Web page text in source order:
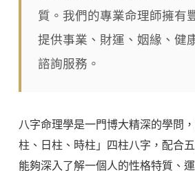
質。我們的專業命理師擁有
提供事業、財運、姻緣、健
諮詢服務。
八字命理學是一門博大精深的學問
柱、日柱、時柱」四柱八字，配合
能夠深入了解一個人的性格特質、